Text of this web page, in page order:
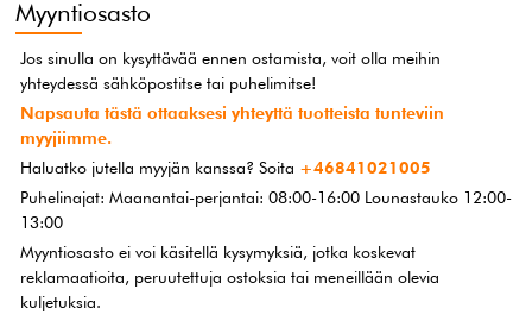
Myyntiosasto
Jos sinulla on kysyttävää ennen ostamista, voit olla meihin
yhteydessä sähköpostitse tai puhelimitse!
Napsauta tästä ottaaksesi yhteyttä tuotteista tunteviin
myyjiimme.
Haluatko jutella myyjän kanssa? Soita +46841021005
Puhelinajat: Maanantai-perjantai: 08:00-16:00 Lounastauko 12:00-
13:00
Myyntiosasto ei voi käsitellä kysymyksiä, jotka koskevat
reklamaatioita, peruutettuja ostoksia tai meneillään olevia
kuljetuksia.